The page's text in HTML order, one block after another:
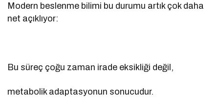
Modern beslenme bilimi bu durumu artık çok daha
net açıklıyor:
Bu süreç çoğu zaman irade eksikliği değil,
metabolik adaptasyonun sonucudur.